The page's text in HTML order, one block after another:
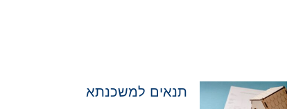
תנאים למשכנתא